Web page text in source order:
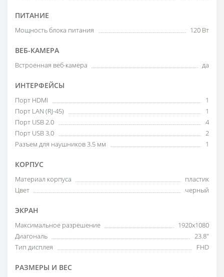
ПИТАНИЕ
Мощность блока питания 120 Вт
ВЕБ-КАМЕРА
Встроенная веб-камера да
ИНТЕРФЕЙСЫ
Порт HDMI
1
Порт LAN (RJ-45)
1
Порт USB 2.0
4
Порт USB 3.0
2
Разъем для наушников 3.5 мм
1
КОРПУС
Материал корпуса
пластик
Цвет
черный
ЭКРАН
Максимальное разрешение
1920x1080
Диагональ
23.8"
Тип дисплея
FHD
РАЗМЕРЫ И ВЕС